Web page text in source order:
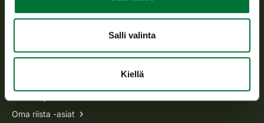
Salli valinta
Kiellä
Kaikki yhteystiedot
Oma riista -asiat